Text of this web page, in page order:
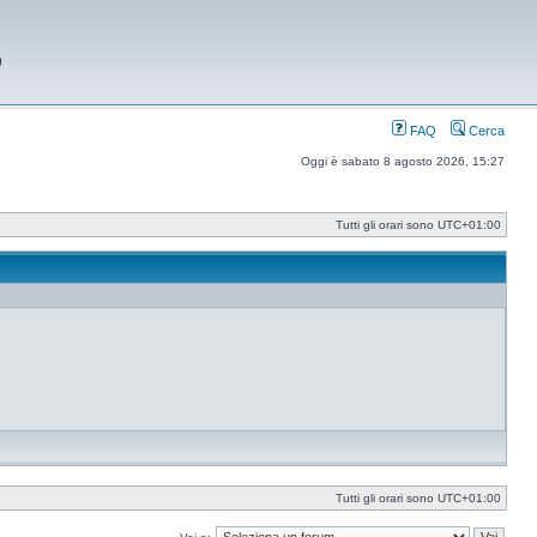
FAQ Cerca
Oggi è sabato 8 agosto 2026, 15:27
Tutti gli orari sono UTC+01:00
Tutti gli orari sono UTC+01:00